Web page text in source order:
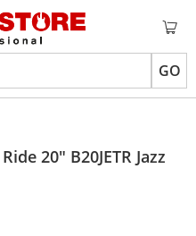
GO
20" B20JETR Jazz